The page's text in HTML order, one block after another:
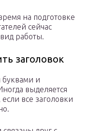
на подготовке
сейчас
работы.
заголовок
буквами и
выделяется
все заголовки